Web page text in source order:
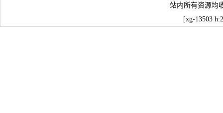
站内所有资源均
[xg-13503